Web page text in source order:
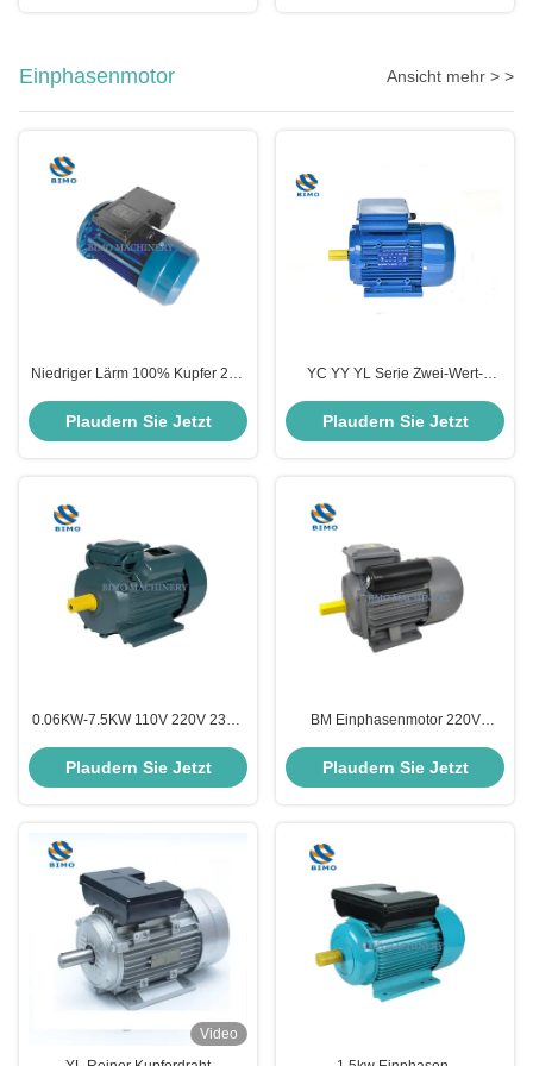
Einphasenmotor Ansicht mehr > >
Niedriger Lärm 100% Kupfer 2kw
1500rpm Einphasenelektromotor
Plaudern Sie Jetzt
YC YY YL Serie Zwei-Wert-
Induktionsmotor mit
Plaudern Sie Jetzt
0.06KW-7.5KW 110V 220V 230V
Wechselstrommotor Elektromotor
Plaudern Sie Jetzt
BM Einphasenmotor 220V
Reinkupfer-Elektromotor für
Wasserpumpen
Plaudern Sie Jetzt
Video